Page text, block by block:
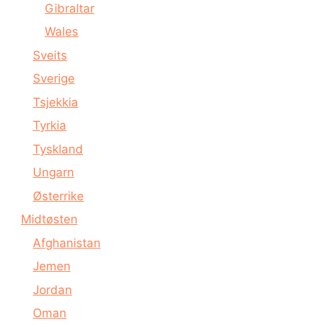
Gibraltar
Wales
Sveits
Sverige
Tsjekkia
Tyrkia
Tyskland
Ungarn
Østerrike
Midtøsten
Afghanistan
Jemen
Jordan
Oman